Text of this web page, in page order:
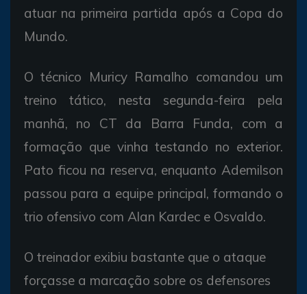
atuar na primeira partida após a Copa do
Mundo.
O técnico Muricy Ramalho comandou um
treino tático, nesta segunda-feira pela
manhã, no CT da Barra Funda, com a
formação que vinha testando no exterior.
Pato ficou na reserva, enquanto Ademilson
passou para a equipe principal, formando o
trio ofensivo com Alan Kardec e Osvaldo.
O treinador exibiu bastante que o ataque
forçasse a marcação sobre os defensores